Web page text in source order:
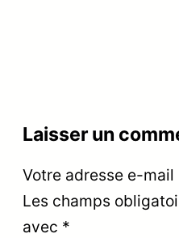
Laisser un
Votre adresse e-
Les champs
avec *